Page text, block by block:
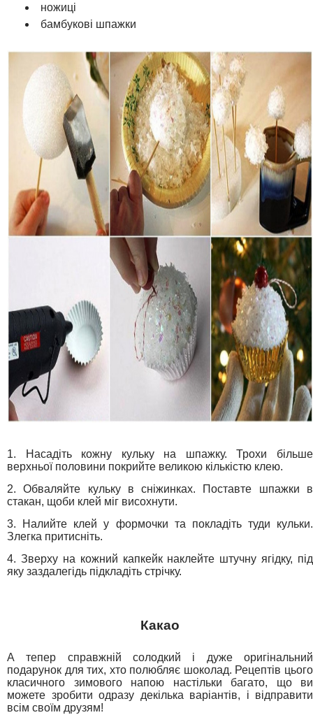
ножиці
бамбукові шпажки
1. Насадіть кожну кульку на шпажку. Трохи більше
верхньої половини покрийте великою кількістю клею.
2. Обваляйте кульку в сніжинках. Поставте шпажки в
стакан, щоби клей міг висохнути.
3. Налийте клей у формочки та покладіть туди кульки.
Злегка притисніть.
4. Зверху на кожний капкейк наклейте штучну ягідку, під
яку заздалегідь підкладіть стрічку.
Какао
А тепер справжній солодкий і дуже оригінальний
подарунок для тих, хто полюбляє шоколад. Рецептів цього
класичного зимового напою настільки багато, що ви
можете зробити одразу декілька варіантів, і відправити
всім своїм друзям!